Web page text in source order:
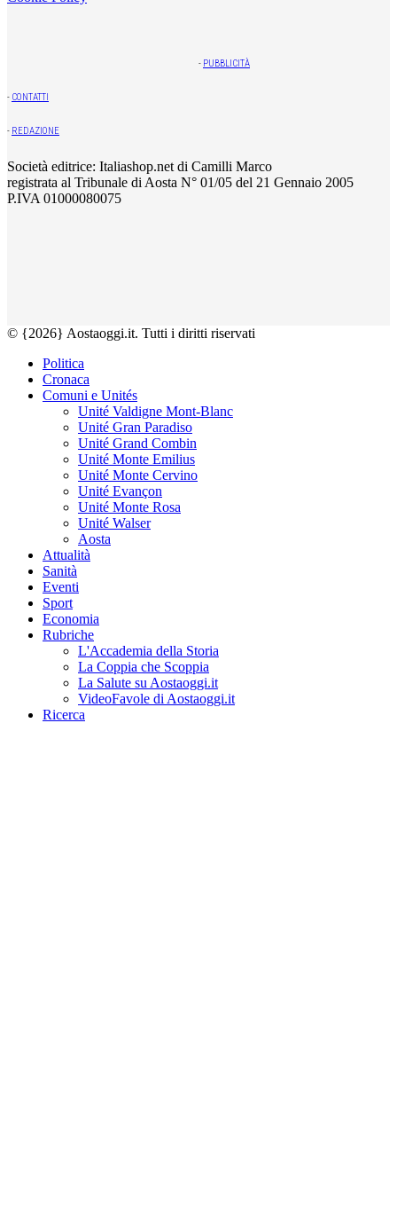
- PUBBLICITÀ
- CONTATTI
- REDAZIONE
Società editrice: Italiashop.net di Camilli Marco
registrata al Tribunale di Aosta N° 01/05 del 21 Gennaio 2005
P.IVA 01000080075
© {2026} Aostaoggi.it. Tutti i diritti riservati
Politica
Cronaca
Comuni e Unités
Unité Valdigne Mont-Blanc
Unité Gran Paradiso
Unité Grand Combin
Unité Monte Emilius
Unité Monte Cervino
Unité Evançon
Unité Monte Rosa
Unité Walser
Aosta
Attualità
Sanità
Eventi
Sport
Economia
Rubriche
L'Accademia della Storia
La Coppia che Scoppia
La Salute su Aostaoggi.it
VideoFavole di Aostaoggi.it
Ricerca